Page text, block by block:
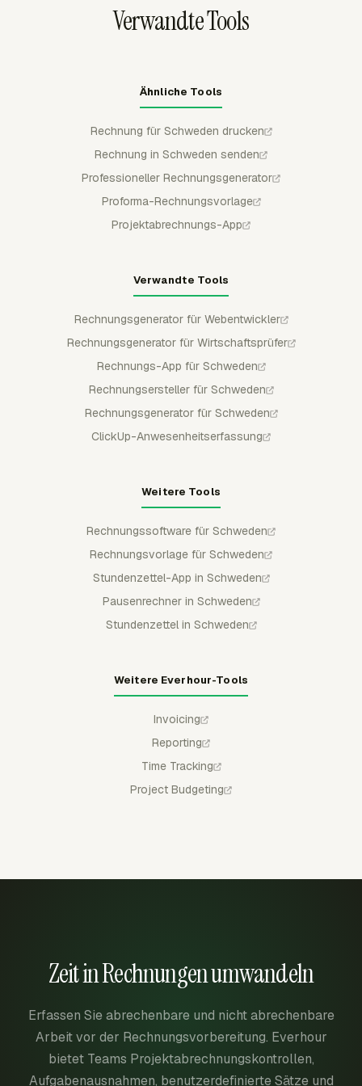
abrechenbare Arbeit in Richtung Kundenrechnung geht.
Verwandte Tools
Ähnliche Tools
Rechnung für Schweden drucken
Rechnung in Schweden senden
Professioneller Rechnungsgenerator
Proforma-Rechnungsvorlage
Projektabrechnungs-App
Verwandte Tools
Rechnungsgenerator für Webentwickler
Rechnungsgenerator für Wirtschaftsprüfer
Rechnungs-App für Schweden
Rechnungsersteller für Schweden
Rechnungsgenerator für Schweden
ClickUp-Anwesenheitserfassung
Weitere Tools
Rechnungssoftware für Schweden
Rechnungsvorlage für Schweden
Stundenzettel-App in Schweden
Pausenrechner in Schweden
Stundenzettel in Schweden
Weitere Everhour-Tools
Invoicing
Reporting
Time Tracking
Project Budgeting
Zeit in Rechnungen umwandeln
Erfassen Sie abrechenbare und nicht abrechenbare
Arbeit vor der Rechnungsvorbereitung. Everhour
bietet Teams Projektabrechnungskontrollen,
Aufgabenausnahmen, benutzerdefinierte Sätze und